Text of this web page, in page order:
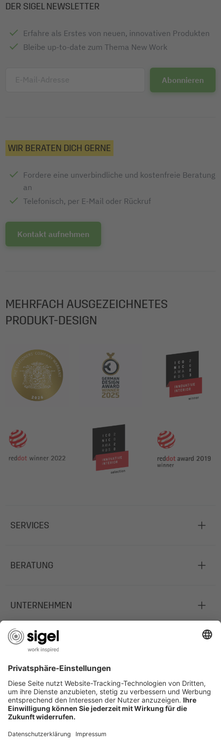
DER SIGEL NEWSLETTER
Erfahre als Erstes von neuen, innovativen Produkten
Bleibe up-to-date zum Thema New Work
E-Mail-Adresse
WIR BERATEN DICH GERNE
Fordere eine unverbindliche und kostenfreie Beratung
an
Telefonisch, per E-Mail oder Rückruf
Kontakt aufnehmen
MEHRFACH AUSGEZEICHNETES
PRODUKT-DESIGN
SERVICES
BERATUNG
UNTERNEHMEN
JOBS
INFORMATIONEN
Deutschland